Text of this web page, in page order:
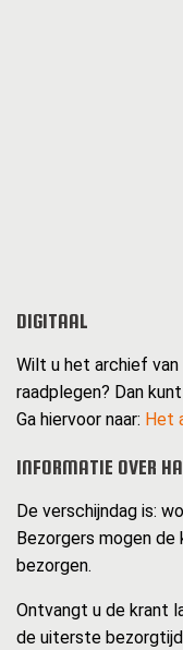
DIGITAAL
Wilt u het archief van
raadplegen? Dan
Ga hiervoor naar: Het
INFORMATIE OVER
De verschijndag is:
Bezorgers mogen
bezorgen.
Ontvangt u de krant
de uiterste